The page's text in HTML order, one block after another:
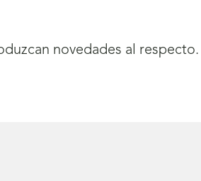
novedades al respecto.